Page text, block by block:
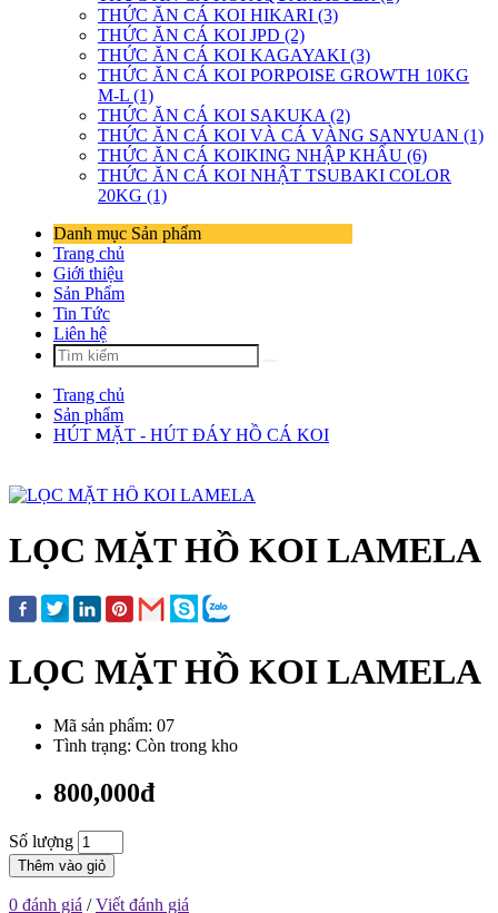
THỨC ĂN CÁ KOI HIKARI (3)
THỨC ĂN CÁ KOI JPD (2)
THỨC ĂN CÁ KOI KAGAYAKI (3)
THỨC ĂN CÁ KOI PORPOISE GROWTH 10KG
M-L (1)
THỨC ĂN CÁ KOI SAKUKA (2)
THỨC ĂN CÁ KOI VÀ CÁ VÀNG SANYUAN (1)
THỨC ĂN CÁ KOIKING NHẬP KHẨU (6)
THỨC ĂN CÁ KOI NHẬT TSUBAKI COLOR
20KG (1)
Danh mục Sản phẩm
Trang chủ
Giới thiệu
Sản Phẩm
Tin Tức
Liên hệ
Trang chủ
Sản phẩm
HÚT MẶT - HÚT ĐÁY HỒ CÁ KOI
LỌC MẶT HỒ KOI LAMELA
LỌC MẶT HỒ KOI LAMELA
Mã sản phẩm: 07
Tình trạng: Còn trong kho
800,000đ
Số lượng
Thêm vào giỏ
0 đánh giá /Viết đánh giá